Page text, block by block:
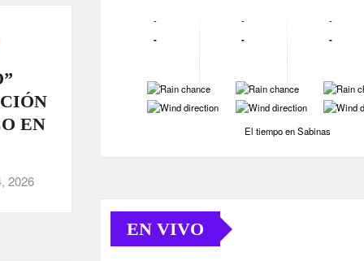
EN
2026
-
-
-
-
-
-
-
-
-
-
-
-
El tiempo en Sabinas
EN VIVO